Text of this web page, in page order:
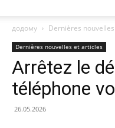
додому Dernières
Dernières nouvelles et articles
Arrêtez le
téléphone
26.05.2026